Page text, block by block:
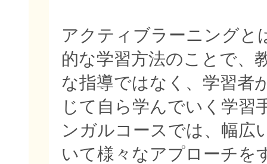
アクティブラーニングと
的な学習方法のことで、
な指導ではなく、学習者
じて自ら学んでいく学習
ンガルコースでは、幅広
いて様々なアプローチを